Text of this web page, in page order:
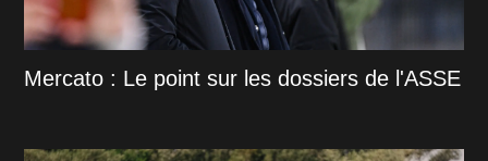
Mercato : Le point sur les dossiers de l'ASSE